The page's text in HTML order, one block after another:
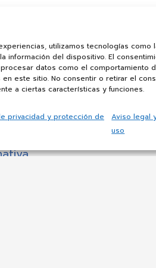
utilizamos tecnologías como
información del dispositivo. El
datos como el comportamiento
este sitio. No consentir o retirar el
a ciertas características y funciones.
privacidad y protección de
Aviso legal
uso